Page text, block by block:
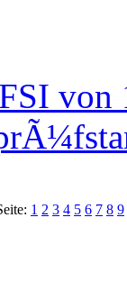
von
1 2 3 4 5 6 7 8 9